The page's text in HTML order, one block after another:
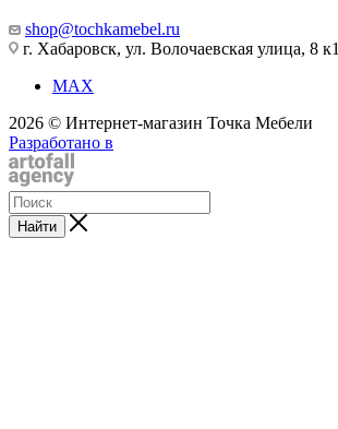
shop@tochkamebel.ru
г. Хабаровск, ул. Волочаевская улица, 8 к1
MAX
2026 © Интернет-магазин Точка Мебели
Разработано в
Найти